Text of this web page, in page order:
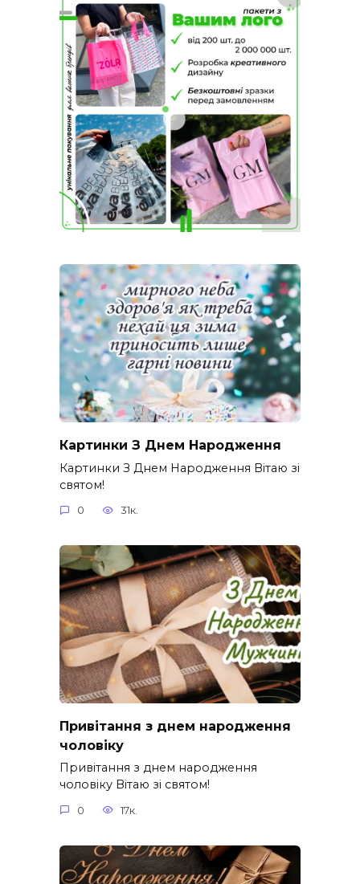
Картинки З Днем Народження
Картинки З Днем Народження Вітаю зі
святом!
0 31к.
Привітання з днем народження
чоловіку
Привітання з днем народження
чоловіку Вітаю зі святом!
0 17к.